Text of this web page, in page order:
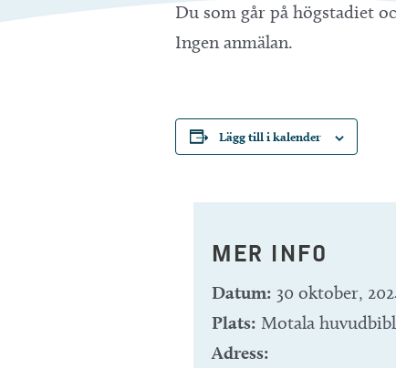
Du som går på högstadiet
Ingen anmälan.
Lägg till i kalender
MER INFO
Datum: 30 oktober,
Plats: Motala
Adress: